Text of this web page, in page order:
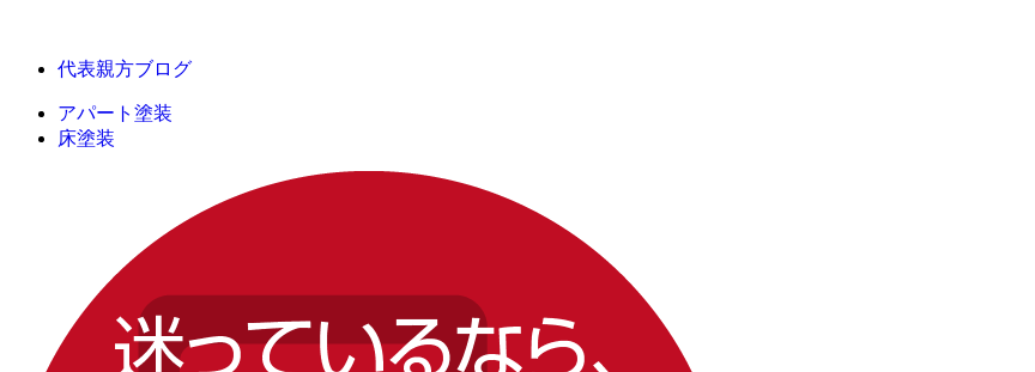
代表親方ブログ
アパート塗装
床塗装